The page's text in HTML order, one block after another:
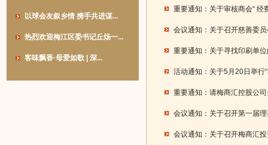
以球会友叙乡情 携手共进谋...
热烈欢迎梅江区委书记丘炀一...
客味飘香·母爱如歌 | 深...
重要通知：关于审核商会“ 经
会议通知：关于召开慈善委
重要通知：关于寻找印刷单
活动通知：关于5月20日举行
重要通知：请梅商汇控股公
会议通知：关于召开第一届
会议通知：关于召开梅商汇